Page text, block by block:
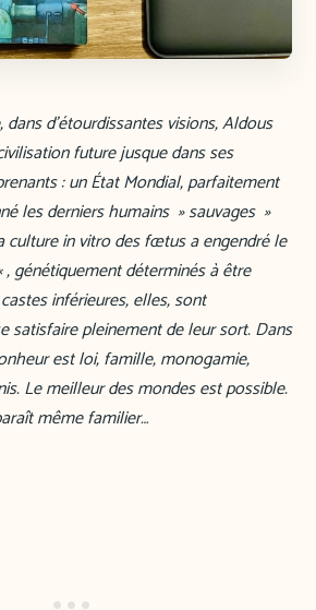
dans d’étourdissantes visions, Aldous
future jusque dans ses
: un État Mondial, parfaitement
les derniers humains » sauvages »
culture in vitro des fœtus a engendré le
génétiquement déterminés à être
inférieures, elles, sont
satisfaire pleinement de leur sort. Dans
est loi, famille, monogamie,
Le meilleur des mondes est possible.
même familier…